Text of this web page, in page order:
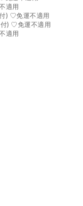
適用
) ♡免運不適用
) ♡免運不適用
適用